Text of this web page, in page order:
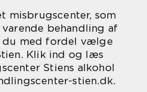
misbrugscenter, som
behandling af
du med fordel vælge
Klik ind og læs
Stiens alkohol
stien.dk.